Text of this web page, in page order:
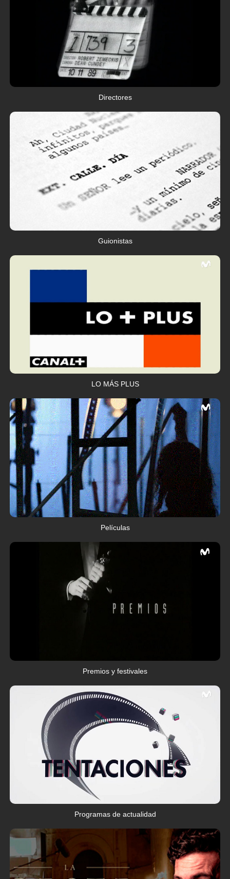
Directores
Guionistas
LO MÁS PLUS
Películas
Premios y festivales
Programas de actualidad